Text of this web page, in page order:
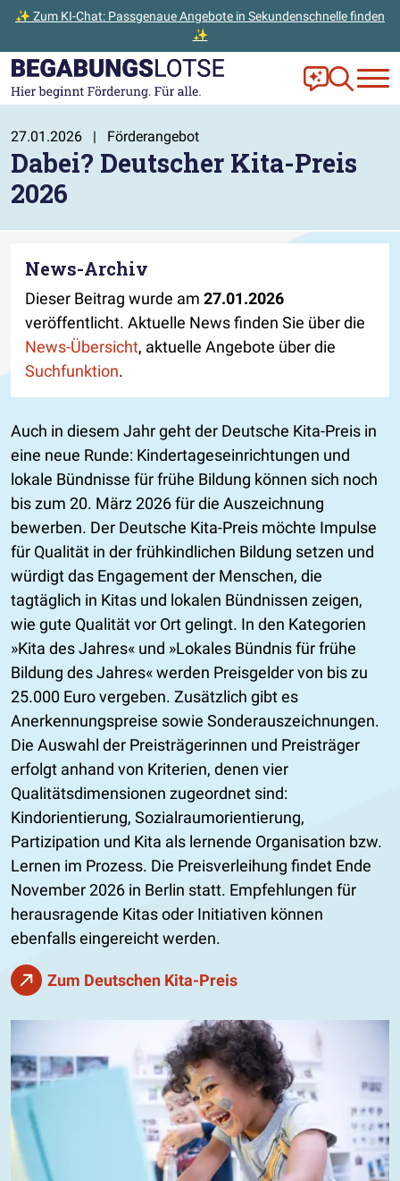
✨ Zum KI-Chat: Passgenaue Angebote in Sekundenschnelle finden
✨
Zum Hauptinhalt der Seite springen
Zur Startseite gehen Frag Ella!
Zur
27.01.2026 | Förderangebot
Dabei? Deutscher Kita-Preis
2026
News-Archiv
Dieser Beitrag wurde am 27.01.2026
veröffentlicht. Aktuelle News finden Sie über die
News-Übersicht, aktuelle Angebote über die
Suchfunktion.
Auch in diesem Jahr geht der Deutsche Kita-Preis in
eine neue Runde: Kindertageseinrichtungen und
lokale Bündnisse für frühe Bildung können sich noch
bis zum 20. März 2026 für die Auszeichnung
bewerben. Der Deutsche Kita-Preis möchte Impulse
für Qualität in der frühkindlichen Bildung setzen und
würdigt das Engagement der Menschen, die
tagtäglich in Kitas und lokalen Bündnissen zeigen,
wie gute Qualität vor Ort gelingt. In den Kategorien
»Kita des Jahres« und »Lokales Bündnis für frühe
Bildung des Jahres« werden Preisgelder von bis zu
25.000 Euro vergeben. Zusätzlich gibt es
Anerkennungspreise sowie Sonderauszeichnungen.
Die Auswahl der Preisträgerinnen und Preisträger
erfolgt anhand von Kriterien, denen vier
Qualitätsdimensionen zugeordnet sind:
Kindorientierung, Sozialraumorientierung,
Partizipation und Kita als lernende Organisation bzw.
Lernen im Prozess. Die Preisverleihung findet Ende
November 2026 in Berlin statt. Empfehlungen für
herausragende Kitas oder Initiativen können
ebenfalls eingereicht werden.
Zum Deutschen Kita-Preis